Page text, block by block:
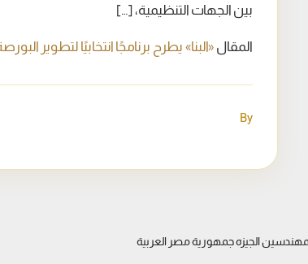
بين الجهات التنظيمية، […]
المقال«البنا» يطرح برنامجًا انتخابيًا لتطوير
By